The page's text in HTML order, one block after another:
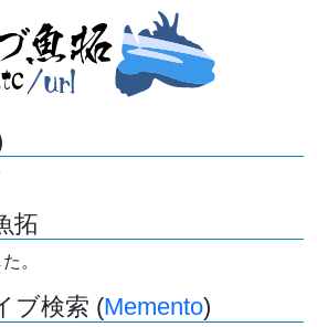
拓
。
ブ検索 (Memento)